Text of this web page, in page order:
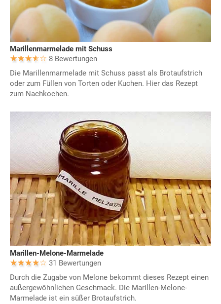
Marillenmarmelade mit Schuss
8 Bewertungen
Die Marillenmarmelade mit Schuss passt als Brotaufstrich
oder zum Füllen von Torten oder Kuchen. Hier das Rezept
zum Nachkochen.
Marillen-Melone-Marmelade
31 Bewertungen
Durch die Zugabe von Melone bekommt dieses Rezept einen
außergewöhnlichen Geschmack. Die Marillen-Melone-
Marmelade ist ein süßer Brotaufstrich.